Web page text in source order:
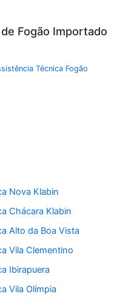
Fogão Importado
Técnica Fogão
Nova Klabin
Chácara Klabin
Alto da Boa Vista
Vila Clementino
Ibirapuera
Vila Olímpia